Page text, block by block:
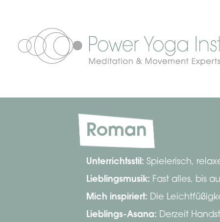
Roman
Unterrichtsstil: Spielerisch,
Lieblingsmusik: Fast alles, bis
Mich inspiriert: Die
Lieblings-Asana: Derzeit